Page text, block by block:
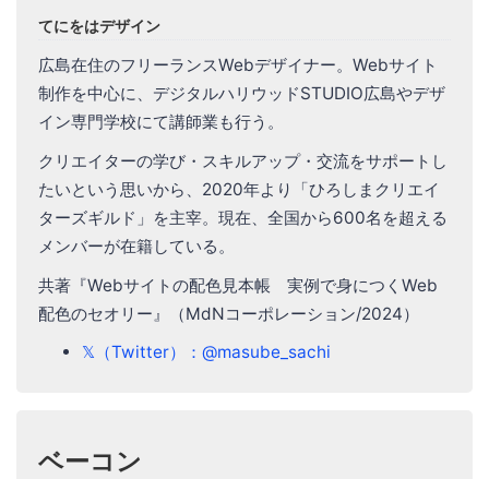
てにをはデザイン
広島在住のフリーランスWebデザイナー。Webサイト
制作を中心に、デジタルハリウッドSTUDIO広島やデザ
イン専門学校にて講師業も行う。
クリエイターの学び・スキルアップ・交流をサポートし
たいという思いから、2020年より「ひろしまクリエイ
ターズギルド」を主宰。現在、全国から600名を超える
メンバーが在籍している。
共著『Webサイトの配色見本帳 実例で身につくWeb
配色のセオリー』（MdNコーポレーション/2024）
𝕏（Twitter）：@masube_sachi
ベーコン